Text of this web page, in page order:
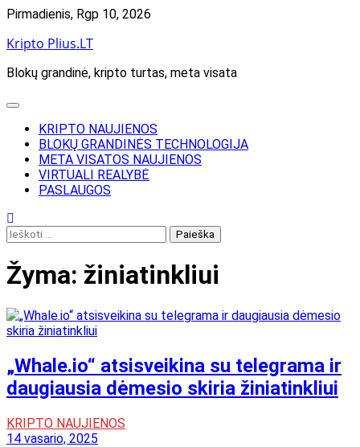
Skip
content
Pirmadienis, Rgp 10, 2026
Kripto Plius.LT
Blokų grandinė, kripto turtas, meta visata
KRIPTO NAUJIENOS
BLOKŲ GRANDINĖS TECHNOLOGIJA
META VISATOS NAUJIENOS
VIRTUALI REALYBĖ
PASLAUGOS
Ieškoti:
Žyma: žiniatinkliui
„Whale.io“ atsisveikina su telegrama ir
daugiausia dėmesio skiria žiniatinkliui
KRIPTO NAUJIENOS
14 vasario, 2025